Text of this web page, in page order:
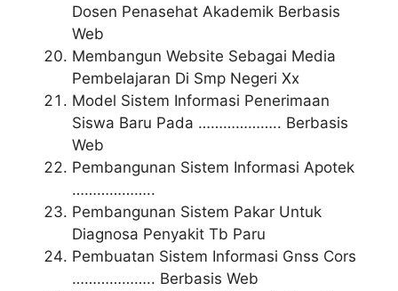
Dosen Penasehat Akademik Berbasis
Web
Membangun Website Sebagai Media
Pembelajaran Di Smp Negeri Xx
Model Sistem Informasi Penerimaan
Siswa Baru Pada ……………….. Berbasis
Web
Pembangunan Sistem Informasi Apotek
………………..
Pembangunan Sistem Pakar Untuk
Diagnosa Penyakit Tb Paru
Pembuatan Sistem Informasi Gnss Cors
……………….. Berbasis Web